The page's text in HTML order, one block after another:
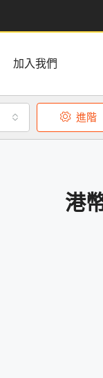
加入我們
進階